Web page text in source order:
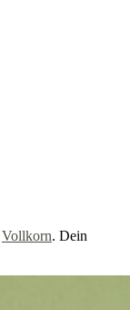
Vollkorn. Dein